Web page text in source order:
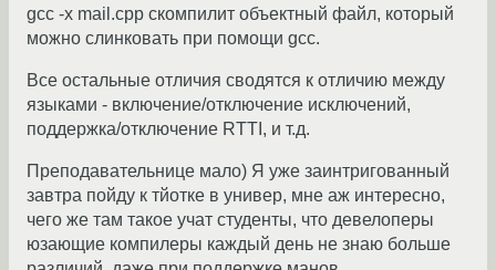
gcc -x mail.cpp скомпилит объектный файл, который
можно слинковать при помощи gcc.
Все остальные отличия сводятся к отличию между
языками - включение/отключение исключений,
поддержка/отключение RTTI, и т.д.
Преподавательнице мало) Я уже заинтригованный
завтра пойду к тйотке в универ, мне аж интересно,
чего же там такое учат студенты, что девелоперы
юзающие компилеры каждый день не знаю больше